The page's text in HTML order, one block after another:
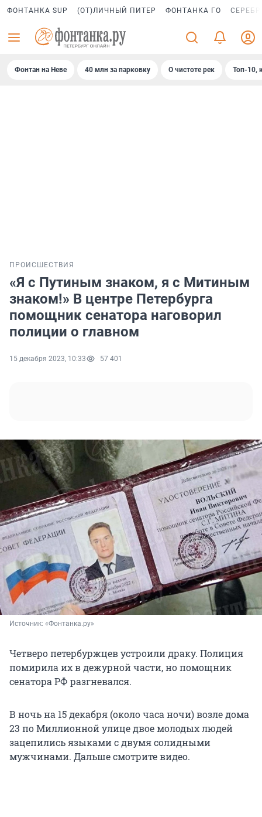
ФОНТАНКА SUP (ОТ)ЛИЧНЫЙ ПИТЕР ФОНТАНКА ГО
Фонтан на Неве 40 млн за парковку О чистоте рек Топ-10,
ПРОИСШЕСТВИЯ
«Я с Путиным знаком, я с Митиным
знаком!» В центре Петербурга
помощник сенатора наговорил
полиции о главном
15 декабря 2023, 10:33 57 401
Источник: «Фонтанка.ру»
Четверо петербуржцев устроили драку. Полиция
помирила их в дежурной части, но помощник
сенатора РФ разгневался.
В ночь на 15 декабря (около часа ночи) возле дома
23 по Миллионной улице двое молодых людей
зацепились языками с двумя солидными
мужчинами. Дальше смотрите видео.